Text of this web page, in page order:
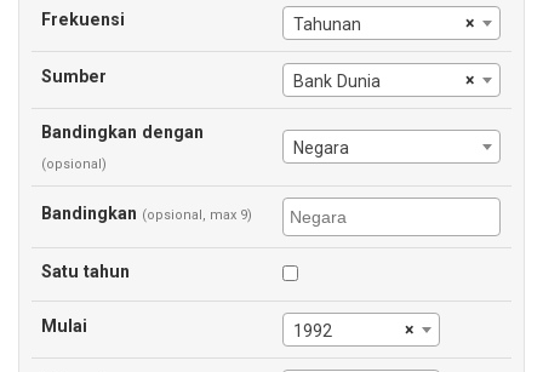
Frekuensi ×
Tahunan
Sumber ×
Bank Dunia
Bandingkan dengan
(opsional)
Negara
Bandingkan (opsional, max 9)
Satu tahun
Mulai ×
1992